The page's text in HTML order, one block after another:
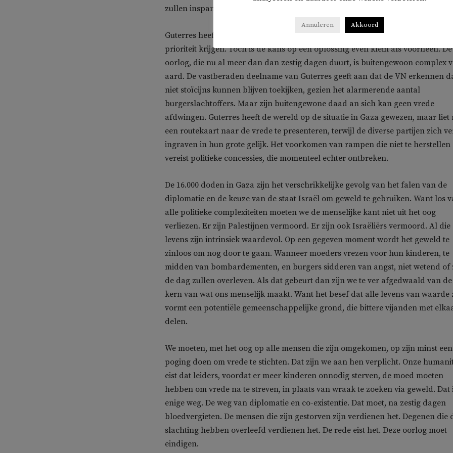
zullen inspanningen om een ​​bestand tot stand te brengen blijven stagneren.
Guterres heeft gelijk: het voorkomen van humanitaire catastrofes moet de
prioriteit krijgen. Toch is de kans op een oplossing even klein als voorheen. De
oorlog, die nu al meer dan dan zestig dagen duurt, is buitengewoon complex
aard. De vastberaden deelname van Guterres geeft aan dat de VN erkennen
niet stoïcijns kunnen blijven toekijken, gezien het alarmerende aantal
burgerslachtoffers. Maar zijn buitengewone daad an sich kan geen vrede
afdwingen. Guterres heeft de wereld op de situatie in Gaza gewezen, maar liet
een routekaart naar de vrede te presenteren, terwijl de diverse partijen zich
ingraven in hun grote gelijk. Het voorkomen van rampen die niet te herstellen
vereist politieke concessies, die momenteel echter ontbreken.
De 16.000 doden in Gaza zijn het verschrikkelijke gevolg van het falen van de
diplomatie en de keuze van de staat Israël om geweld te gebruiken. Want los
alle politieke complexiteiten moeten we de menselijke kant niet uit het oog
verliezen. Er zijn Palestijnen vermoord. Er zijn ook Israëliërs vermoord. Al die
levens zijn intrinsiek waardevol. Op een gegeven moment wordt het geweld te
zinloos om nog door te gaan. Wanneer moeders vrezen voor hun kinderen, te
midden van bombardementen, en burgers sidderen van angst, niet wetend of
de dag zullen overleven. Als dat gebeurt dan zijn we te ver afgedwaald van de
kern van wat ons menselijk maakt. Want het besef dat alle levens van waarde
vormt een potentiële gemeenschappelijke grond, die bittere vijanden met
delen.
We moeten, met het oog op alle mensen die zijn omgekomen, op zijn minst een
poging doen om vrede te stichten. Dat zijn we aan hen verplicht. Onze
eist dat leiders, voordat er meer kinderen onnodig sterven, de moed moeten
hebben om vrede na te streven, in plaats van wraak te zoeken via geweld. Dat
enige weg. De weg van diplomatie en co-existentie. Dat moet, na zestig dagen
bloedvergieten. De mensen die zijn gestorven zijn verdienen het. Degenen die
slachting hebben overleefd verdienen het. De rede eist het. Deze oorlog moet
eindigen.
Annuleren Akkoord